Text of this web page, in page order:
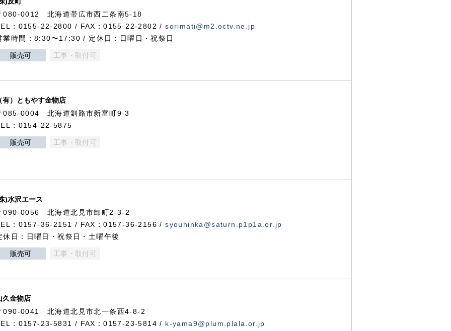
080-0012 北海道帯広市西二条南5-18
：0155-22-2800 / FAX：0155-22-2802 /sorimati@m2.octv.ne.jp
業時間：8:30〜17:30 / 定休日：日曜日・祝祭日
販売可 工事・取付可
有）ともやす金物店
085-0004 北海道釧路市新富町9-3
：0154-22-5875
販売可 工事・取付可
)水沢エース
090-0056 北海道北見市卸町2-3-2
：0157-36-2151 / FAX：0157-36-2156 /syouhinka@saturn.p1p1a.or.jp
休日：日曜日・祝祭日・土曜午後
販売可 工事・取付可
久金物店
090-0041 北海道北見市北一条西4-8-2
：0157-23-5831 / FAX：0157-23-5814 / k-yama9@plum.plala.or.jp